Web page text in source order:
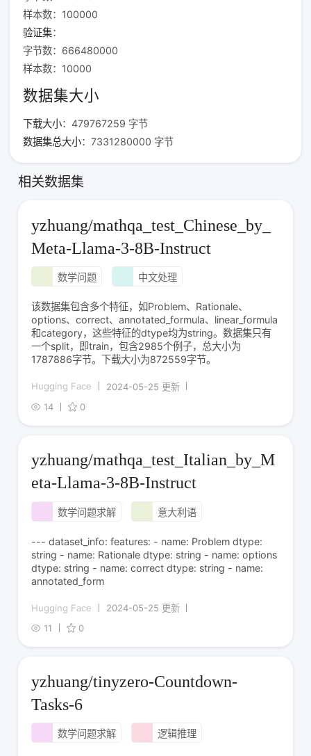
样本数：100000
验证集：
字节数：666480000
样本数：10000
数据集大小
下载大小：479767259 字节
数据集总大小：7331280000 字节
相关数据集
yzhuang/mathqa_test_Chinese_by_
Meta-Llama-3-8B-Instruct
数学问题 中文处理
该数据集包含多个特征，如Problem、Rationale、
options、correct、annotated_formula、linear_formula
和category，这些特征的dtype均为string。数据集只有
一个split，即train，包含2985个例子，总大小为
1787886字节。下载大小为872559字节。
Hugging Face
2024-05-25 更新
14
0
yzhuang/mathqa_test_Italian_by_M
eta-Llama-3-8B-Instruct
数学问题求解 意大利语
--- dataset_info: features: - name: Problem dtype:
string - name: Rationale dtype: string - name: options
dtype: string - name: correct dtype: string - name:
annotated_form
Hugging Face
2024-05-25 更新
11
0
yzhuang/tinyzero-Countdown-
Tasks-6
数学问题求解 逻辑推理